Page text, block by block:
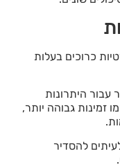
כרוכים בעלות
עבור היתרונות
זמינות גבוהה יותר,
להסדיר